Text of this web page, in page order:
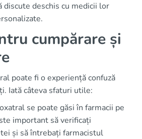
discute deschis cu medicii lor
cumpărare și
poate fi o experiență confuză
Iată câteva sfaturi utile:
se poate găsi în farmacii pe
important să verificați
și să întrebați farmacistul